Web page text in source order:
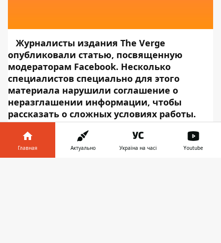
Журналисты издания The Verge
опубликовали статью, посвященную
модераторам Facebook. Несколько
специалистов специально для этого
материала нарушили соглашение о
неразглашении информации, чтобы
рассказать о сложных условиях работы.
Из рассказа стало известно, что офис
модерации контента соцсети находится в
Тампе (Флорида). Он принадлежит компании
Cognizant, сообщает
Главная Актуально Україна на часі Youtube